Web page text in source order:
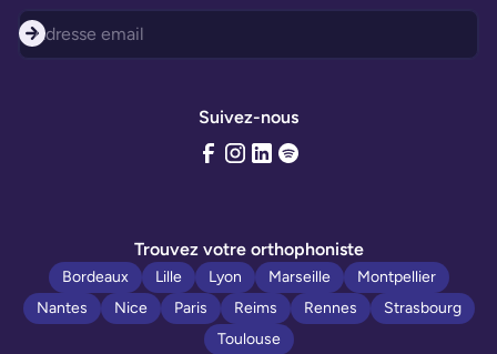
Suivez-nous
Trouvez votre orthophoniste
Bordeaux Lille Lyon Marseille
Montpellier
Nantes
Nice Paris Reims Rennes
Strasbourg
Toulouse